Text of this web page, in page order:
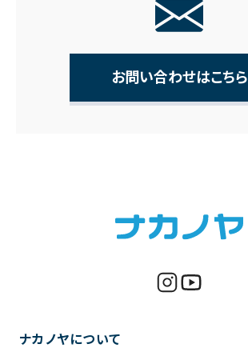
お問い合わせはこちら
ナカノヤについて